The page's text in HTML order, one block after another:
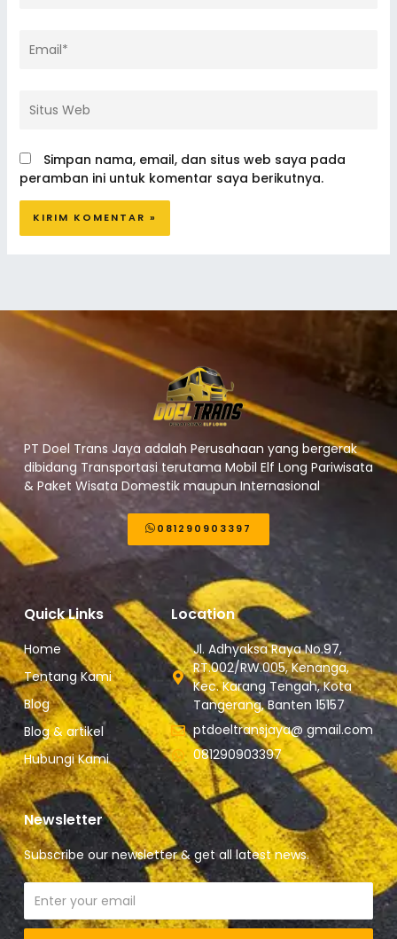
Web
Simpan nama, email, dan situs web saya pada
peramban ini untuk komentar saya berikutnya.
PT Doel Trans Jaya adalah Perusahaan yang bergerak
dibidang Transportasi terutama Mobil Elf Long Pariwisata
& Paket Wisata Domestik maupun Internasional
081290903397
Quick Links
Home
Tentang Kami
Blog
Blog & artikel
Hubungi Kami
Location
Jl. Adhyaksa Raya No.97,
RT.002/RW.005, Kenanga,
Kec. Karang Tengah, Kota
Tangerang, Banten 15157
ptdoeltransjaya@ gmail.com
081290903397
Newsletter
Subscribe our newsletter & get all latest news.
Email